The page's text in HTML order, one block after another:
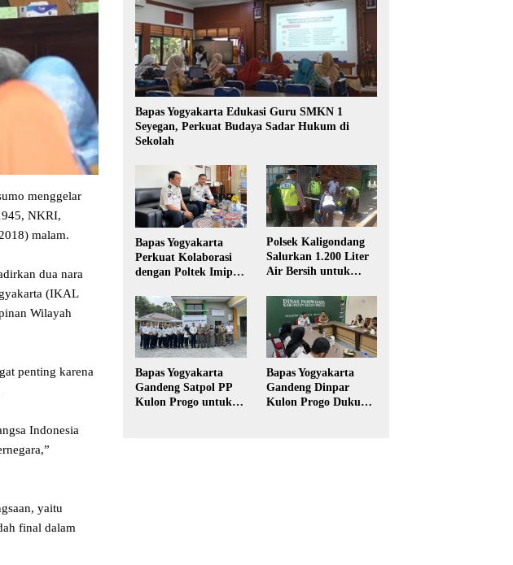
menggelar
NKRI,
malam.
dua nara
(IKAL
Wilayah
penting karena
Indonesia
yaitu
final dalam
Bapas Yogyakarta Edukasi Guru SMKN 1
Seyegan, Perkuat Budaya Sadar Hukum di
Sekolah
Bapas Yogyakarta
Perkuat Kolaborasi
dengan Poltek Imipas,
Magang Taruna
Polsek Kaligondang
Salurkan 1.200 Liter
Air Bersih untuk
Kekeringan di
Purbalingga
Bapas Yogyakarta
Gandeng Satpol PP
Kulon Progo untuk
Bapas Yogyakarta
Gandeng Dinpar
Kulon Progo Dukung